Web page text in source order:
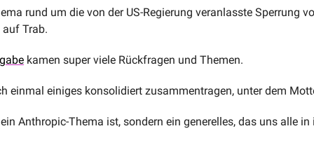
rund um die von der US-Regierung veranlasste Sperrung
Trab.
kamen super viele Rückfragen und Themen.
einmal einiges konsolidiert zusammentragen, unter dem
Anthropic-Thema ist, sondern ein generelles, das uns alle in